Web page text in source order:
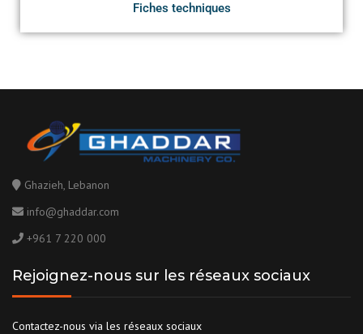
Fiches techniques
Ghazieh, Lebanon
info@ghaddar.com
+961 7 220 000
Rejoignez-nous sur les réseaux sociaux
Contactez-nous via les réseaux sociaux